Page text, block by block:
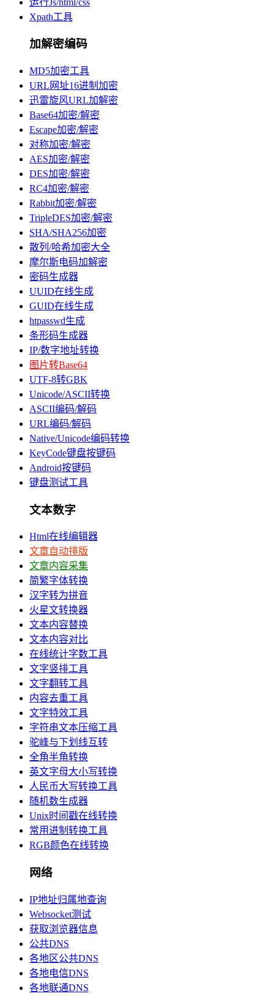
Xpath工具
加解密编码
MD5加密工具
URL网址16进制加密
迅雷旋风URL加解密
Base64加密/解密
Escape加密/解密
对称加密/解密
AES加密/解密
DES加密/解密
RC4加密/解密
Rabbit加密/解密
TripleDES加密/解密
SHA/SHA256加密
散列/哈希加密大全
摩尔斯电码加解密
密码生成器
UUID在线生成
GUID在线生成
htpasswd生成
条形码生成器
IP/数字地址转换
图片转Base64
UTF-8转GBK
Unicode/ASCII转换
ASCII编码/解码
URL编码/解码
Native/Unicode编码转换
KeyCode键盘按键码
Android按键码
键盘测试工具
文本数字
Html在线编辑器
文章自动排版
文章内容采集
简繁字体转换
汉字转为拼音
火星文转换器
文本内容替换
文本内容对比
在线统计字数工具
文字竖排工具
文字翻转工具
内容去重工具
文字特效工具
字符串文本压缩工具
驼峰与下划线互转
全角半角转换
英文字母大小写转换
人民币大写转换工具
随机数生成器
Unix时间戳在线转换
常用进制转换工具
RGB颜色在线转换
网络
IP地址归属地查询
Websocket测试
获取浏览器信息
公共DNS
各地区公共DNS
各地电信DNS
各地联通DNS